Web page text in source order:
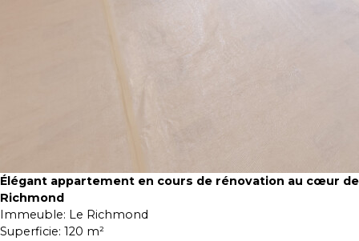
Élégant appartement en cours de rénovation au cœur de
Richmond
Immeuble: Le Richmond
Superficie: 120 m²